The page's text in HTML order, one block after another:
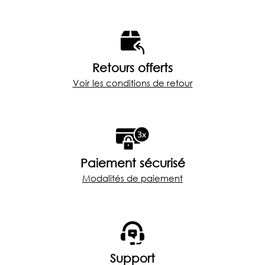
Retours offerts
Voir les conditions de retour
Paiement sécurisé
Modalités de paiement
Support